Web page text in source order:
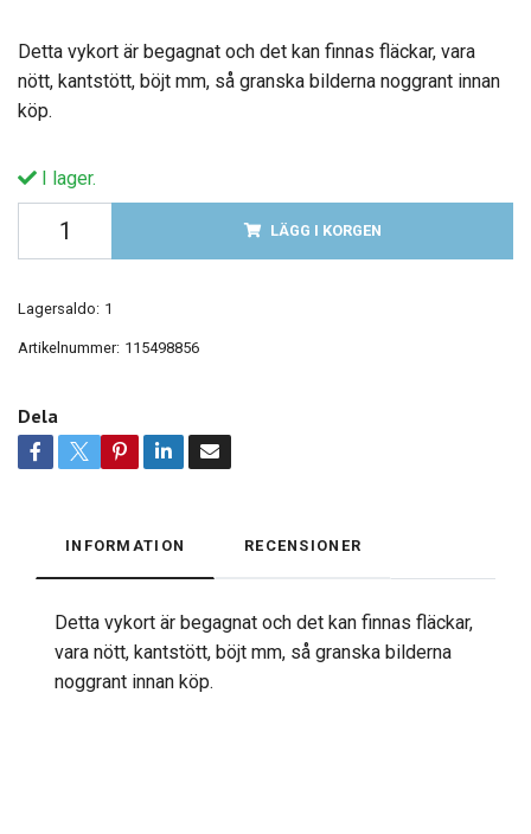
Detta vykort är begagnat och det kan finnas fläckar, vara
nött, kantstött, böjt mm, så granska bilderna noggrant innan
köp.
I lager.
LÄGG I KORGEN
Lagersaldo: 1
Artikelnummer: 115498856
Dela
INFORMATION RECENSIONER
Detta vykort är begagnat och det kan finnas fläckar,
vara nött, kantstött, böjt mm, så granska bilderna
noggrant innan köp.